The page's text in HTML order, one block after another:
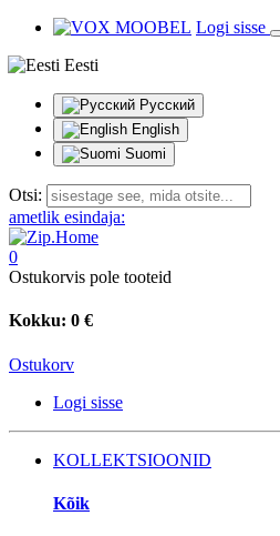
Logi sisse
Eesti
Русский
English
Suomi
Otsi:
ametlik esindaja:
0
Ostukorvis pole tooteid
Kokku: 0 €
Ostukorv
Logi sisse
KOLLEKTSIOONID
Kõik